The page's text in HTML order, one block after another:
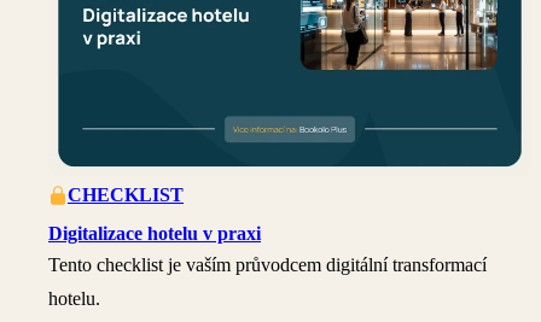
CHECKLIST
Digitalizace hotelu v praxi
Tento checklist je vaším průvodcem digitální transformací
hotelu.